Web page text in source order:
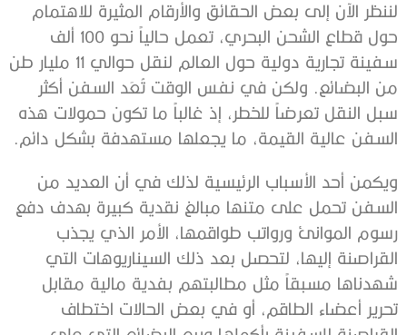
لننظر الآن إلى بعض الحقائق والأرقام المثيرة للاهتمام
حول قطاع الشحن البحري، تعمل حالياً نحو 100 ألف
سفينة تجارية دولية حول العالم لنقل حوالي 11 مليار طن
من البضائع. ولكن في نفس الوقت تُعَد السفن أكثر
سبل النقل تعرضاً للخطر، إذ غالباً ما تكون حمولات هذه
السفن عالية القيمة، ما يجعلها مستهدفة بشكل دائم.
ويكمن أحد الأسباب الرئيسية لذلك في أن العديد من
السفن تحمل على متنها مبالغ نقدية كبيرة بهدف دفع
رسوم الموانئ ورواتب طواقمها، الأمر الذي يجذب
القراصنة إليها، لتحصل بعد ذلك السيناريوهات التي
شهدناها مسبقاً مثل مطالبتهم بفدية مالية مقابل
تحرير أعضاء الطاقم، أو في بعض الحالات اختطاف